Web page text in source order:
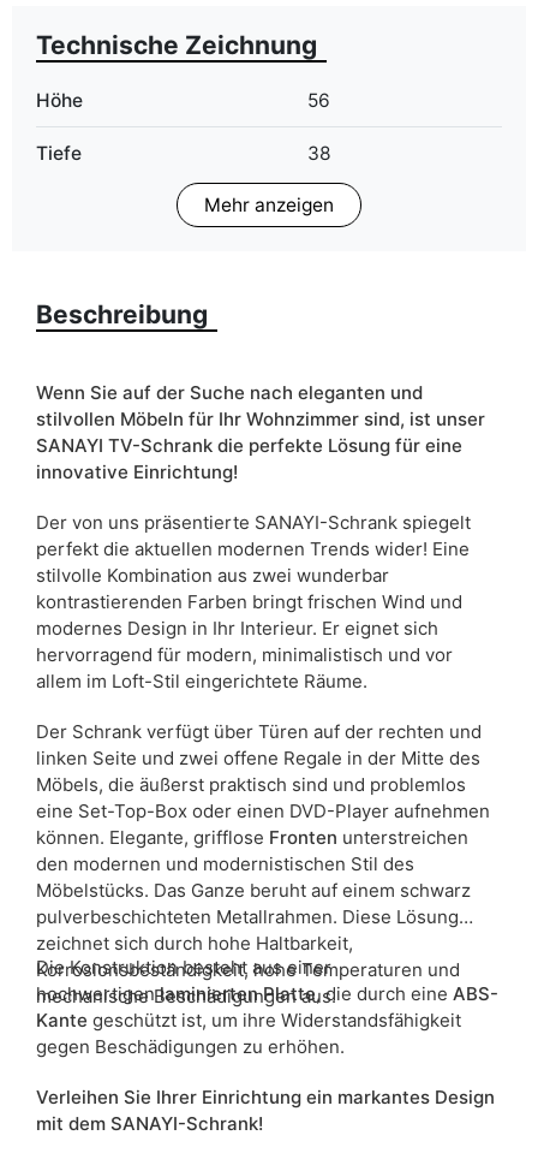
Technische Zeichnung
Höhe 56
Tiefe 38
Matt
Breite 156
Schranktyp
ean13 5903864013597
Liefertermin: 18 Werktage
Aufgrund des Produktionsprozesses und der
Materialeigenschaften sind Maßabweichungen von +/- 2–3 cm
möglich.
Mehr anzeigen
Beschreibung
Wenn Sie auf der Suche nach eleganten und
stilvollen Möbeln für Ihr Wohnzimmer sind, ist unser
SANAYI TV-Schrank die perfekte Lösung für eine
innovative Einrichtung!
Der von uns präsentierte SANAYI-Schrank spiegelt
perfekt die aktuellen modernen Trends wider! Eine
stilvolle Kombination aus zwei wunderbar
kontrastierenden Farben bringt frischen Wind und
modernes Design in Ihr Interieur. Er eignet sich
hervorragend für modern, minimalistisch und vor
allem im Loft-Stil eingerichtete Räume.
Der Schrank verfügt über Türen auf der rechten und
linken Seite und zwei offene Regale in der Mitte des
Möbels, die äußerst praktisch sind und problemlos
eine Set-Top-Box oder einen DVD-Player aufnehmen
können. Elegante, grifflose Fronten unterstreichen
den modernen und modernistischen Stil des
Möbelstücks. Das Ganze beruht auf einem schwarz
pulverbeschichteten Metallrahmen. Diese Lösung
zeichnet sich durch hohe Haltbarkeit,
Korrosionsbeständigkeit, hohe Temperaturen und
mechanische Beschädigungen aus.
Die Konstruktion besteht aus einer
hochwertigenlaminierten Platte, die durch eine ABS-
Kante geschützt ist, um ihre Widerstandsfähigkeit
gegen Beschädigungen zu erhöhen.
Verleihen Sie Ihrer Einrichtung ein markantes Design
mit dem SANAYI-Schrank!